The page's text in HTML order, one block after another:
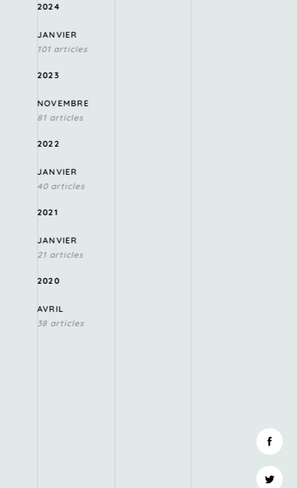
2024
JANVIER
101 articles
2023
NOVEMBRE
81 articles
2022
JANVIER
40 articles
2021
JANVIER
21 articles
2020
AVRIL
38 articles